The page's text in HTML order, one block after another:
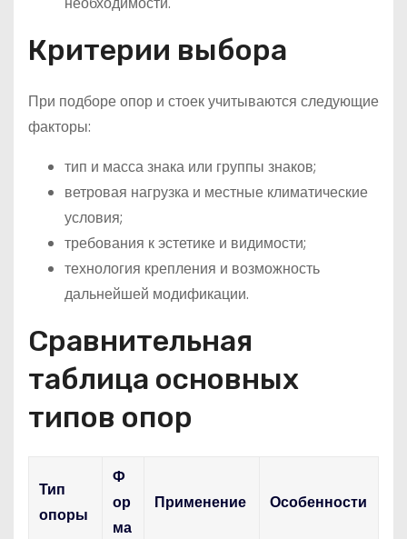
Критерии выбора
При подборе опор и стоек учитываются следующие
факторы:
тип и масса знака или группы знаков;
ветровая нагрузка и местные климатические
условия;
требования к эстетике и видимости;
технология крепления и возможность
дальнейшей модификации.
Сравнительная
таблица основных
типов опор
Тип
опоры
Ф
ор
ма
Применение Особенности